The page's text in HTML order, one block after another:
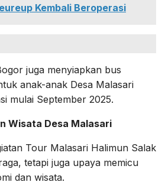
Kembali Beroperasi
juga menyiapkan bus
anak-anak Desa Malasari
mulai September 2025.
Wisata Desa Malasari
Tour Malasari Halimun Salak
tetapi juga upaya memicu
dan wisata.